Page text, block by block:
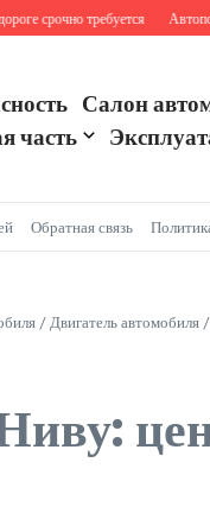
срочно требуется
Салон
часть
Обратная связь
/ Двигатель автомобиля /